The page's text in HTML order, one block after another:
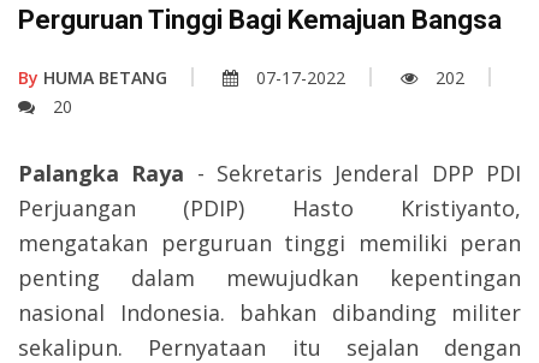
Perguruan Tinggi Bagi Kemajuan Bangsa
By HUMA BETANG 07-17-2022
202
20
Palangka Raya - Sekretaris Jenderal DPP PDI
Perjuangan (PDIP) Hasto Kristiyanto,
mengatakan perguruan tinggi memiliki peran
penting dalam mewujudkan kepentingan
nasional Indonesia. bahkan dibanding militer
sekalipun. Pernyataan itu sejalan dengan